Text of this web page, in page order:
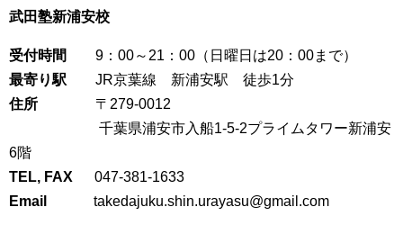
武田塾新浦安校
受付時間
9：00～21：00（日曜日は20：00まで）
最寄り駅 JR京葉線 新浦安駅 徒歩1分
住所 〒279-0012
千葉県浦安市入船1-5-2プライムタワー新浦安
6階
TEL, FAX 047-381-1633
Email
takedajuku.shin.urayasu@gmail.com